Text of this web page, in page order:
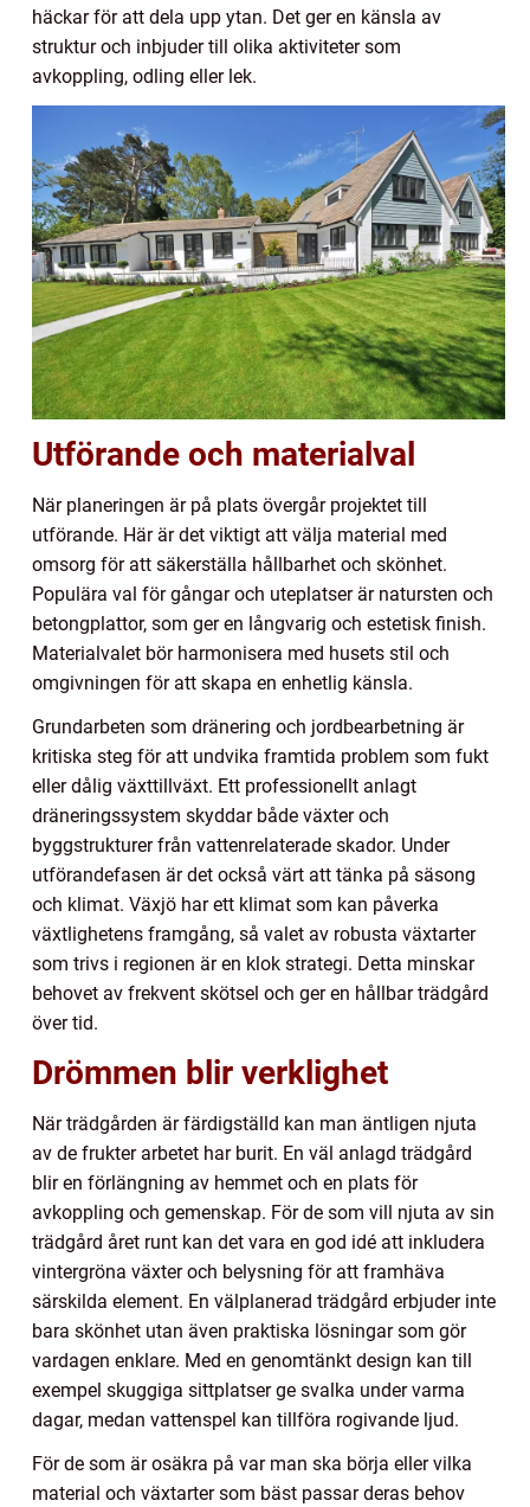
häckar för att dela upp ytan. Det ger en känsla av
struktur och inbjuder till olika aktiviteter som
avkoppling, odling eller lek.
Utförande och materialval
När planeringen är på plats övergår projektet till
utförande. Här är det viktigt att välja material med
omsorg för att säkerställa hållbarhet och skönhet.
Populära val för gångar och uteplatser är natursten och
betongplattor, som ger en långvarig och estetisk finish.
Materialvalet bör harmonisera med husets stil och
omgivningen för att skapa en enhetlig känsla.
Grundarbeten som dränering och jordbearbetning är
kritiska steg för att undvika framtida problem som fukt
eller dålig växttillväxt. Ett professionellt anlagt
dräneringssystem skyddar både växter och
byggstrukturer från vattenrelaterade skador. Under
utförandefasen är det också värt att tänka på säsong
och klimat. Växjö har ett klimat som kan påverka
växtlighetens framgång, så valet av robusta växtarter
som trivs i regionen är en klok strategi. Detta minskar
behovet av frekvent skötsel och ger en hållbar trädgård
över tid.
Drömmen blir verklighet
När trädgården är färdigställd kan man äntligen njuta
av de frukter arbetet har burit. En väl anlagd trädgård
blir en förlängning av hemmet och en plats för
avkoppling och gemenskap. För de som vill njuta av sin
trädgård året runt kan det vara en god idé att inkludera
vintergröna växter och belysning för att framhäva
särskilda element. En välplanerad trädgård erbjuder inte
bara skönhet utan även praktiska lösningar som gör
vardagen enklare. Med en genomtänkt design kan till
exempel skuggiga sittplatser ge svalka under varma
dagar, medan vattenspel kan tillföra rogivande ljud.
För de som är osäkra på var man ska börja eller vilka
material och växtarter som bäst passar deras behov